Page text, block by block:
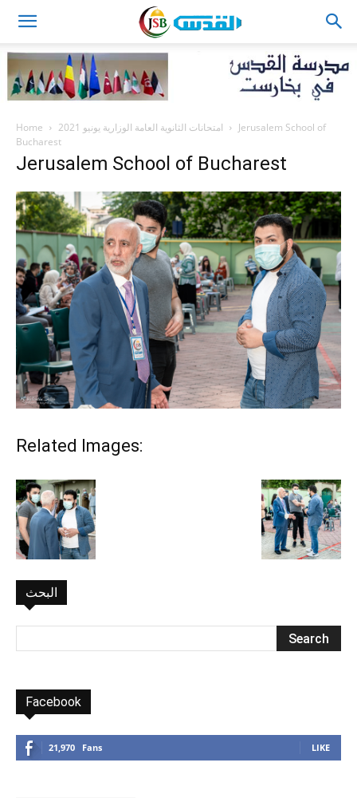
Home امتحانات الثانوية العامة الوزارية يونيو 2021
Jerusalem School of
Bucharest
Jerusalem School of Bucharest
Related Images:
البحث
Facebook
21,970 Fans LIKE